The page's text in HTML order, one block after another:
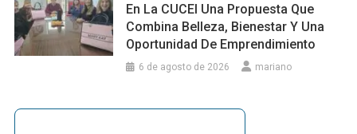
En La CUCEI Una Propuesta Que
Combina Belleza, Bienestar Y Una
Oportunidad De Emprendimiento
6 de agosto de 2026 mariano